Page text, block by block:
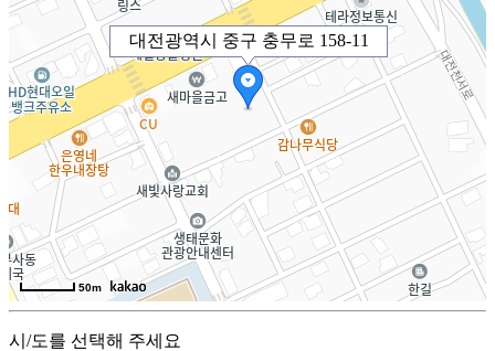
대전광역시 중구 충무로 158-11
50m
시/도를 선택해 주세요